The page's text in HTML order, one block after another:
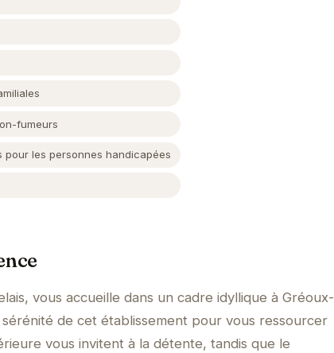
fumeurs
pour les personnes handicapées
vous accueille dans un cadre idyllique à Gréoux-
de cet établissement pour vous ressourcer
vous invitent à la détente, tandis que le